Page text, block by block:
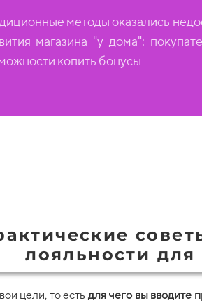
методы оказались
магазина "у дома":
копить бонусы
лояльности
цели, то есть для чего вы вводите